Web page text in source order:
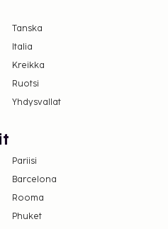
vuoksi käteismaksut
suuruista summaa
Saat lisätietoja asiasta
olevien tietojen avulla.
Tanska
Italia
Kreikka
Ruotsi
Yhdysvallat
Pariisi
Barcelona
Rooma
Phuket